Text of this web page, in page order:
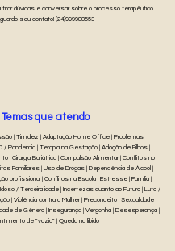
tirar dúvidas e conversar sobre o processo terapêutico.
seu contato! (24)999988553
| Timidez | Adaptação Home Office | Problemas
/ Pandemia | Terapia na Gestação | Adoção de Filhos |
| Cirurgia Bariátrica | Compulsão Alimentar | Conflitos no
Familiares | Uso de Drogas | Dependência de Álcool |
profissional | Conflitos na Escola | Estresse | Família |
/ Terceira idade | Incertezas quanto ao Futuro | Luto /
| Violência contra a Mulher | Preconceito | Sexualidade |
de Gênero | Insegurança | Vergonha | Desesperança |
de "vazio" | Queda na libido
Temas que atendo